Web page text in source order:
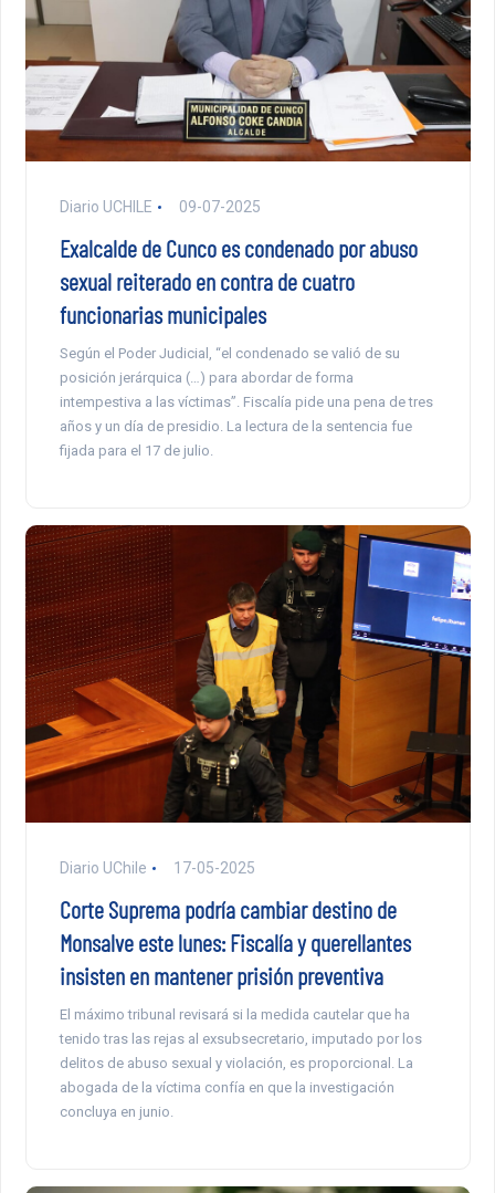
Diario UCHILE 09-07-2025
Exalcalde de Cunco es condenado por abuso
sexual reiterado en contra de cuatro
funcionarias municipales
Según el Poder Judicial, “el condenado se valió de su
posición jerárquica (…) para abordar de forma
intempestiva a las víctimas”. Fiscalía pide una pena de tres
años y un día de presidio. La lectura de la sentencia fue
fijada para el 17 de julio.
Diario UChile 17-05-2025
Corte Suprema podría cambiar destino de
Monsalve este lunes: Fiscalía y querellantes
insisten en mantener prisión preventiva
El máximo tribunal revisará si la medida cautelar que ha
tenido tras las rejas al exsubsecretario, imputado por los
delitos de abuso sexual y violación, es proporcional. La
abogada de la víctima confía en que la investigación
concluya en junio.